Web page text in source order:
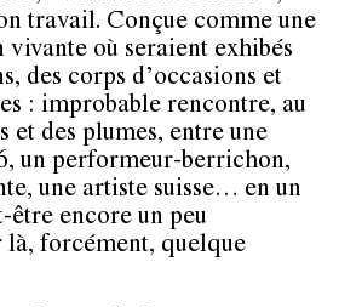
travail. Conçue comme une
vivante où seraient exhibés
des corps d’occasions et
: improbable rencontre, au
et des plumes, entre une
un performeur-berrichon,
une artiste suisse… en un
être encore un peu
là, forcément, quelque